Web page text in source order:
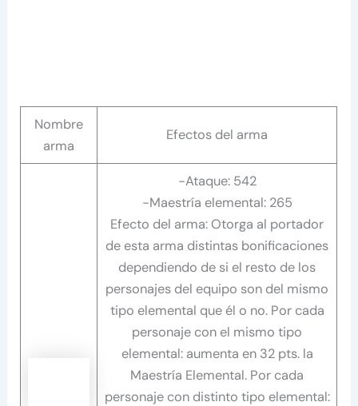
Nombre
arma
Efectos del arma
-Ataque: 542
-Maestría elemental: 265
Efecto del arma: Otorga al portador
de esta arma distintas bonificaciones
dependiendo de si el resto de los
personajes del equipo son del mismo
tipo elemental que él o no. Por cada
personaje con el mismo tipo
elemental: aumenta en 32 pts. la
Maestría Elemental. Por cada
personaje con distinto tipo elemental: